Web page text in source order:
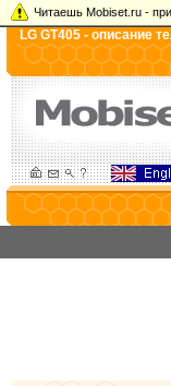
Читаешь Mobiset.ru -
LG GT405 - описание